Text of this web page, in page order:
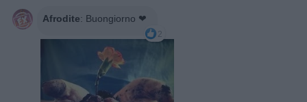
Afrodite: Buongiorno ❤
2